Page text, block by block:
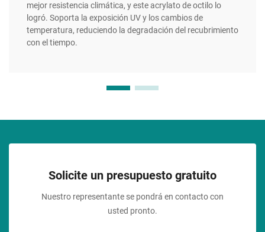
mejor resistencia climática, y este acrylato de octilo lo
logró. Soporta la exposición UV y los cambios de
temperatura, reduciendo la degradación del recubrimiento
con el tiempo.
Solicite un presupuesto gratuito
Nuestro representante se pondrá en contacto con
usted pronto.